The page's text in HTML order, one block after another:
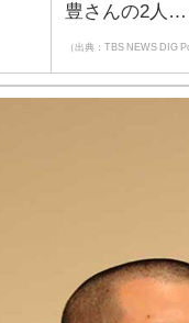
豊さんの2人…
（出典：TBS NEWS DIG